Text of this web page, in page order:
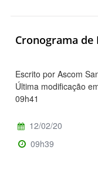
Cronograma de
Escrito por Ascom
Última modificação
09h41
12/02/20
09h39